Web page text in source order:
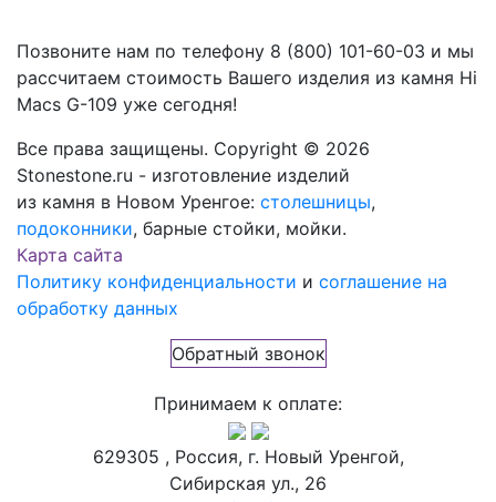
Позвоните нам по телефону 8 (800) 101-60-03 и мы
рассчитаем стоимость Вашего изделия из камня Hi
Macs G-109 уже сегодня!
Все права защищены. Copyright © 2026
Stonestone.ru - изготовление изделий
из камня в Новом Уренгое: столешницы,
подоконники, барные стойки, мойки.
Карта сайта
Политику конфиденциальности и соглашение на
обработку данных
Обратный звонок
Принимаем к оплате:
629305 , Россия, г. Новый Уренгой,
Сибирская ул., 26